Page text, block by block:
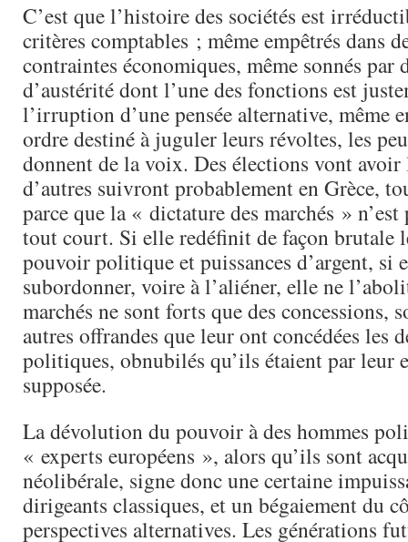
C’est que l’histoire des sociétés est
critères comptables ; même empêtrés dans
contraintes économiques, même sonnés par
d’austérité dont l’une des fonctions est
l’irruption d’une pensée alternative, même
ordre destiné à juguler leurs révoltes, les
donnent de la voix. Des élections vont
d’autres suivront probablement en Grèce,
parce que la « dictature des marchés »
tout court. Si elle redéfinit de façon brutale
pouvoir politique et puissances d’argent, si
subordonner, voire à l’aliéner, elle ne
marchés ne sont forts que des concessions,
autres offrandes que leur ont concédées les
politiques, obnubilés qu’ils étaient par leur
supposée.
La dévolution du pouvoir à des hommes
« experts européens », alors qu’ils sont
néolibérale, signe donc une certaine
dirigeants classiques, et un bégaiement du
perspectives alternatives. Les générations